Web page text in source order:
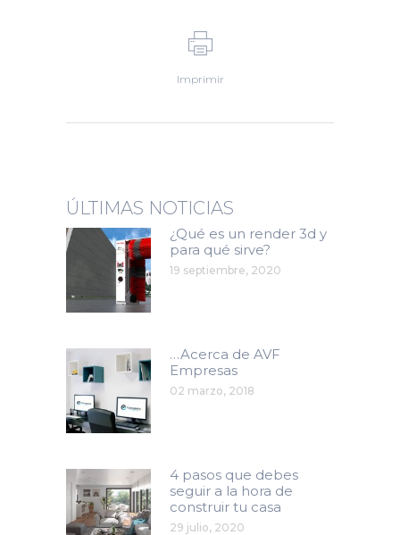
Imprimir
ÚLTIMAS NOTICIAS
¿Qué es un render 3d y
para qué sirve?
19 septiembre, 2020
…Acerca de AVF
Empresas
02 marzo, 2018
4 pasos que debes
seguir a la hora de
construir tu casa
29 julio, 2020